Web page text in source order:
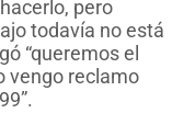
pero
todavía no está
“queremos el
vengo reclamo